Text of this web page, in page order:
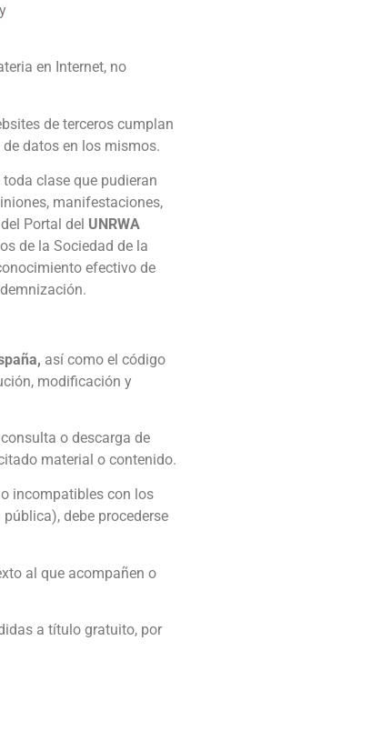
y
en Internet, no
de terceros cumplan
datos en los mismos.
clase que pudieran
manifestaciones,
Portal del UNRWA
de la Sociedad de la
efectivo de
así como el código
modificación y
o descarga de
material o contenido.
incompatibles con los
debe procederse
al que acompañen o
a título gratuito, por